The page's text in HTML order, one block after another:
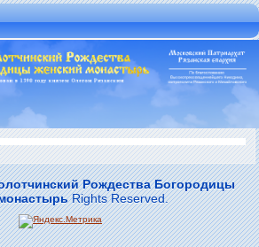
Рождества Богородицы
Rights Reserved.